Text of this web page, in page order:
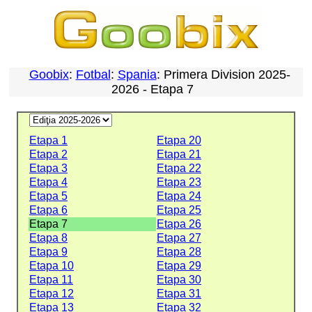
Goobix: Fotbal : Spania: Primera Division 2025-
2026 - Etapa 7
Etapa 1
Etapa 20
Etapa 2
Etapa 21
Etapa 3
Etapa 22
Etapa 4
Etapa 23
Etapa 5
Etapa 24
Etapa 6
Etapa 25
Etapa 7
Etapa 26
Etapa 8
Etapa 27
Etapa 9
Etapa 28
Etapa 10
Etapa 29
Etapa 11
Etapa 30
Etapa 12
Etapa 31
Etapa 13
Etapa 32